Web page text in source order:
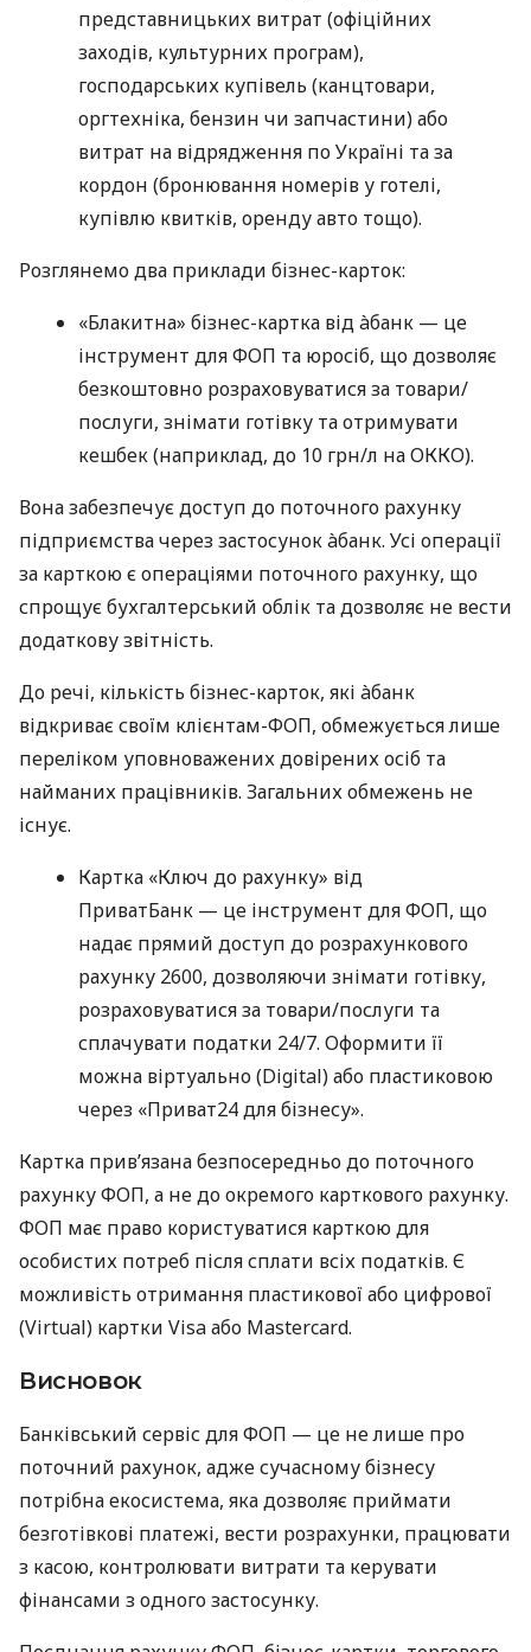
представницьких витрат (офіційних
заходів, культурних програм),
господарських купівель (канцтовари,
оргтехніка, бензин чи запчастини) або
витрат на відрядження по Україні та за
кордон (бронювання номерів у готелі,
купівлю квитків, оренду авто тощо).
Розглянемо два приклади бізнес-карток:
«Блакитна» бізнес-картка від àбанк — це
інструмент для ФОП та юросіб, що дозволяє
безкоштовно розраховуватися за товари/
послуги, знімати готівку та отримувати
кешбек (наприклад, до 10 грн/л на ОККО).
Вона забезпечує доступ до поточного рахунку
підприємства через застосунок àбанк. Усі операції
за карткою є операціями поточного рахунку, що
спрощує бухгалтерський облік та дозволяє не вести
додаткову звітність.
До речі, кількість бізнес-карток, які àбанк
відкриває своїм клієнтам-ФОП, обмежується лише
переліком уповноважених довірених осіб та
найманих працівників. Загальних обмежень не
існує.
Картка «Ключ до рахунку» від
ПриватБанк — це інструмент для ФОП, що
надає прямий доступ до розрахункового
рахунку 2600, дозволяючи знімати готівку,
розраховуватися за товари/послуги та
сплачувати податки 24/7. Оформити її
можна віртуально (Digital) або пластиковою
через «Приват24 для бізнесу».
Картка прив’язана безпосередньо до поточного
рахунку ФОП, а не до окремого карткового рахунку.
ФОП має право користуватися карткою для
особистих потреб після сплати всіх податків. Є
можливість отримання пластикової або цифрової
(Virtual) картки Visa або Mastercard.
Висновок
Банківський сервіс для ФОП — це не лише про
поточний рахунок, адже сучасному бізнесу
потрібна екосистема, яка дозволяє приймати
безготівкові платежі, вести розрахунки, працювати
з касою, контролювати витрати та керувати
фінансами з одного застосунку.